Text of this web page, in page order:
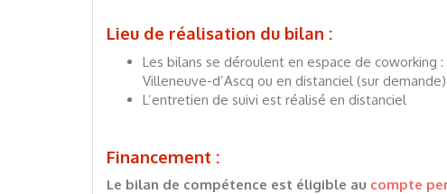
Lieu de réalisation du bilan :
Les bilans se déroulent en espace de coworking
Villeneuve-d’Ascq ou en distanciel (sur
L’entretien de suivi est réalisé en distanciel
Financement :
Le bilan de compétence est éligible au compte